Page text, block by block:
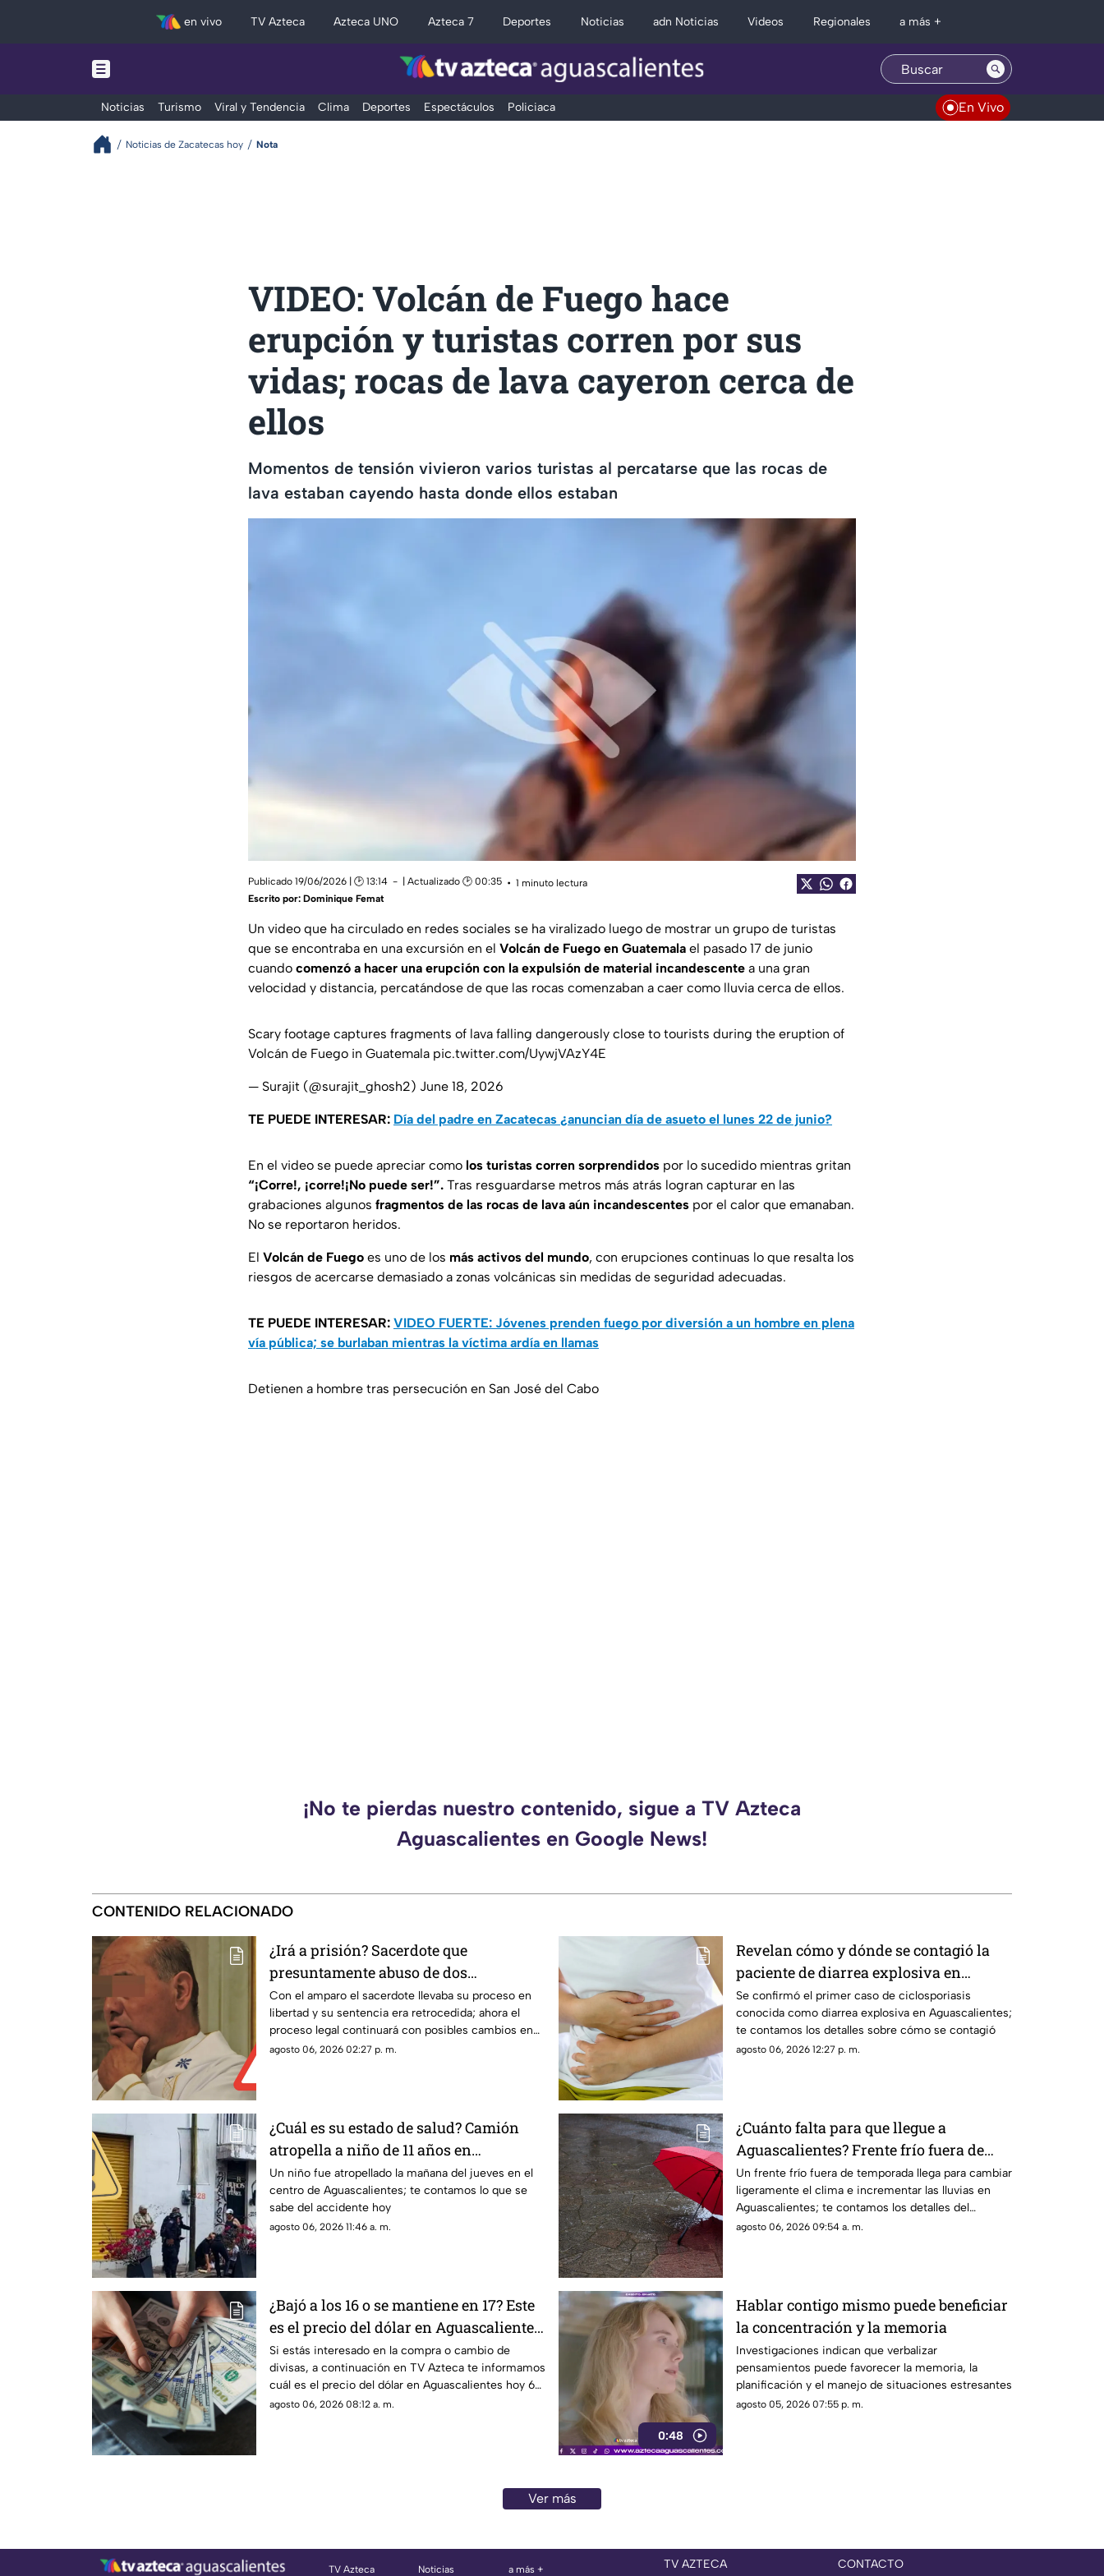
en vivo TV Azteca Azteca UNO Azteca 7 Deportes Noticias adn Noticias Videos Regionales a más +
Noticias Turismo Viral y Tendencia Clima Deportes Espectáculos Policiaca En Vivo
Noticias de Zacatecas hoy Nota
VIDEO: Volcán de Fuego hace
erupción y turistas corren por sus
vidas; rocas de lava cayeron cerca de
ellos
Momentos de tensión vivieron varios turistas al percatarse que las rocas de
lava estaban cayendo hasta donde ellos estaban
Publicado 19/06/2026 | 🕑 13:14 | Actualizado 🕑 00:35
1 minuto lectura
Escrito por: Dominique Femat
Un video que ha circulado en redes sociales se ha viralizado luego de mostrar un grupo de turistas
que se encontraba en una excursión en el Volcán de Fuego en Guatemala el pasado 17 de junio
cuando comenzó a hacer una erupción con la expulsión de material incandescente a una gran
velocidad y distancia, percatándose de que las rocas comenzaban a caer como lluvia cerca de ellos.
Scary footage captures fragments of lava falling dangerously close to tourists during the eruption of
Volcán de Fuego in Guatemala pic.twitter.com/UywjVAzY4E
— Surajit (@surajit_ghosh2) June 18, 2026
TE PUEDE INTERESAR: Día del padre en Zacatecas ¿anuncian día de asueto el lunes 22 de junio?
En el video se puede apreciar como los turistas corren sorprendidos por lo sucedido mientras gritan
“¡Corre!, ¡corre!¡No puede ser!”. Tras resguardarse metros más atrás logran capturar en las
grabaciones algunos fragmentos de las rocas de lava aún incandescentes por el calor que emanaban.
No se reportaron heridos.
El Volcán de Fuego es uno de los más activos del mundo, con erupciones continuas lo que resalta los
riesgos de acercarse demasiado a zonas volcánicas sin medidas de seguridad adecuadas.
TE PUEDE INTERESAR: VIDEO FUERTE: Jóvenes prenden fuego por diversión a un hombre en plena
vía pública; se burlaban mientras la víctima ardía en llamas
Detienen a hombre tras persecución en San José del Cabo
¡No te pierdas nuestro contenido, sigue a TV Azteca
Aguascalientes en Google News!
CONTENIDO RELACIONADO
¿Irá a prisión? Sacerdote que
presuntamente abuso de dos
monaguillos en Aguascalientes perdió
Juicio de Amparo
Con el amparo el sacerdote llevaba su proceso en
libertad y su sentencia era retrocedida; ahora el
proceso legal continuará con posibles cambios en
las condiciones penales
agosto 06, 2026 02:27 p. m.
Revelan cómo y dónde se contagió la
paciente de diarrea explosiva en
Aguascalientes
Se confirmó el primer caso de ciclosporiasis
conocida como diarrea explosiva en Aguascalientes;
te contamos los detalles sobre cómo se contagió
agosto 06, 2026 12:27 p. m.
¿Cuál es su estado de salud? Camión
atropella a niño de 11 años en
Aguascalientes hoy 6 de agosto
Un niño fue atropellado la mañana del jueves en el
centro de Aguascalientes; te contamos lo que se
sabe del accidente hoy
agosto 06, 2026 11:46 a. m.
¿Cuánto falta para que llegue a
Aguascalientes? Frente frío fuera de
temporada afectará en agosto 2026
Un frente frío fuera de temporada llega para cambiar
ligeramente el clima e incrementar las lluvias en
Aguascalientes; te contamos los detalles del
pronóstico
agosto 06, 2026 09:54 a. m.
¿Bajó a los 16 o se mantiene en 17? Este
es el precio del dólar en Aguascalientes
hoy 6 de agosto de 2026
Si estás interesado en la compra o cambio de
divisas, a continuación en TV Azteca te informamos
cuál es el precio del dólar en Aguascalientes hoy 6
de agosto
agosto 06, 2026 08:12 a. m.
0:48
Hablar contigo mismo puede beneficiar
la concentración y la memoria
Investigaciones indican que verbalizar
pensamientos puede favorecer la memoria, la
planificación y el manejo de situaciones estresantes
agosto 05, 2026 07:55 p. m.
Ver más
TV Azteca Noticias a más +
TV AZTECA
CONTACTO